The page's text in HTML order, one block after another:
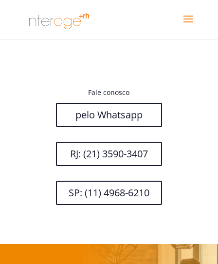
Fale conosco
pelo Whatsapp
RJ: (21) 3590-3407
SP: (11) 4968-6210